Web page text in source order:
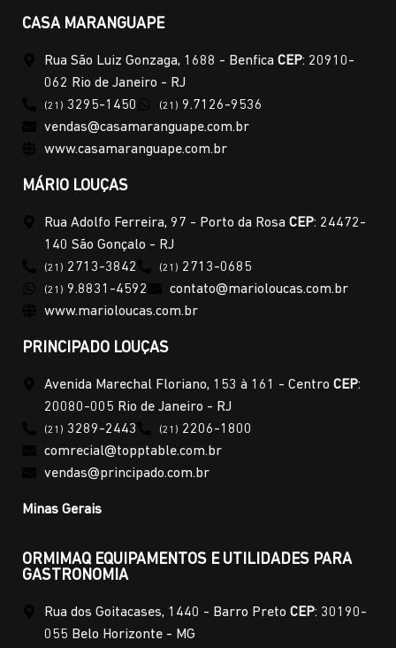
CASA MARANGUAPE
Rua São Luiz Gonzaga, 1688 - Benfica CEP: 20910-
062 Rio de Janeiro - RJ
(21) 3295-1450 (21) 9.7126-9536
vendas@casamaranguape.com.br
www.casamaranguape.com.br
MÁRIO LOUÇAS
Rua Adolfo Ferreira, 97 - Porto da Rosa CEP: 24472-
140 São Gonçalo - RJ
(21) 2713-3842 (21) 2713-0685
(21) 9.8831-4592
contato@marioloucas.com.br
www.marioloucas.com.br
PRINCIPADO LOUÇAS
Avenida Marechal Floriano, 153 à 161 - Centro CEP:
20080-005 Rio de Janeiro - RJ
(21) 3289-2443 (21) 2206-1800
comrecial@topptable.com.br
vendas@principado.com.br
Minas Gerais
ORMIMAQ EQUIPAMENTOS E UTILIDADES PARA
GASTRONOMIA
Rua dos Goitacases, 1440 - Barro Preto CEP: 30190-
055 Belo Horizonte - MG